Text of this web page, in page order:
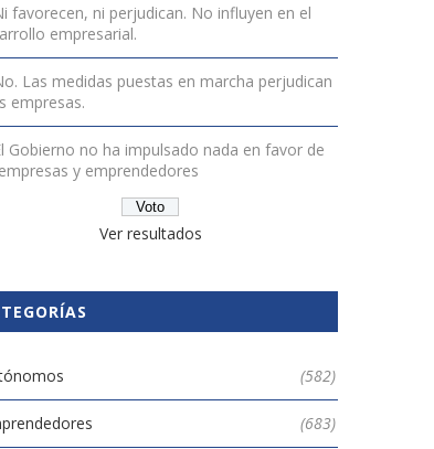
favorecen, ni perjudican. No influyen en el
empresarial.
Las medidas puestas en marcha perjudican
empresas.
Gobierno no ha impulsado nada en favor de
y emprendedores
Ver resultados
(582)
(683)